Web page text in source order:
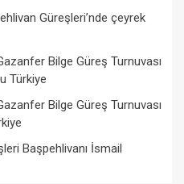
Güreşleri’nde çeyrek
Bilge Güreş Turnuvası
Türkiye
Bilge Güreş Turnuvası
Başpehlivanı İsmail